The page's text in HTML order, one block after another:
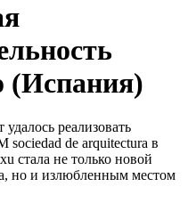
(Испания)
реализовать
sociedad de arquitectura в
стала не только новой
но и излюбленным местом